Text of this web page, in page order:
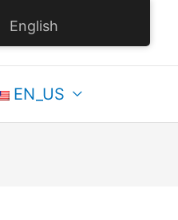
EN_US
English